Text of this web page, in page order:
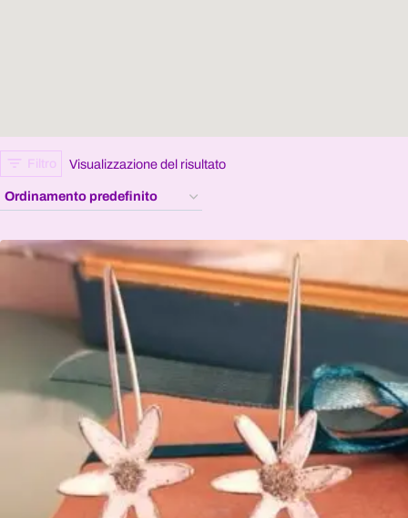
Filtro Visualizzazione del risultato